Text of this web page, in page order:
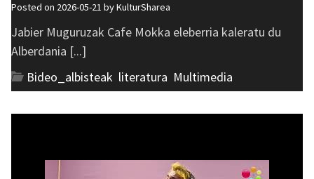
Posted on 2026-05-21 byKulturSharea
Jabier Muguruzak Cafe Mokka eleberria kaleratu du
Alberdania [...]
Bideo_albisteak literatura Multimedia